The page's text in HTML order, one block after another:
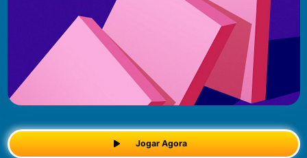
Jogar Agora